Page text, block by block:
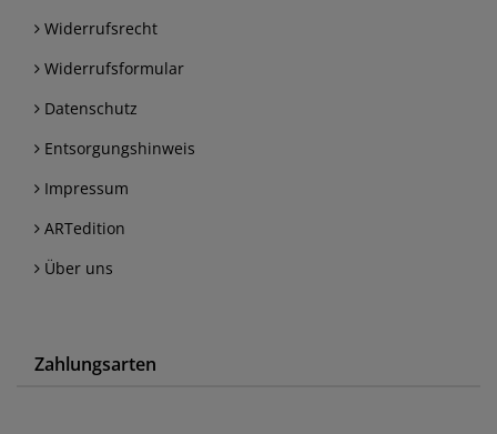
Widerrufsrecht
Widerrufsformular
Datenschutz
Entsorgungshinweis
Impressum
ARTedition
Über uns
Zahlungsarten